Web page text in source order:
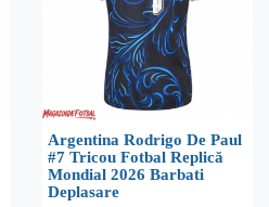
Argentina Rodrigo De Paul
#7 Tricou Fotbal Replică
Mondial 2026 Barbati
Deplasare